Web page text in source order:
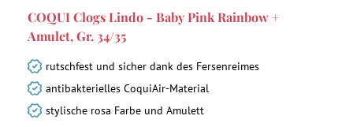
COQUI Clogs Lindo - Baby Pink Rainbow +
Amulet, Gr. 34/35
rutschfest und sicher dank des Fersenreimes
antibakterielles CoquiAir-Material
stylische rosa Farbe und Amulett